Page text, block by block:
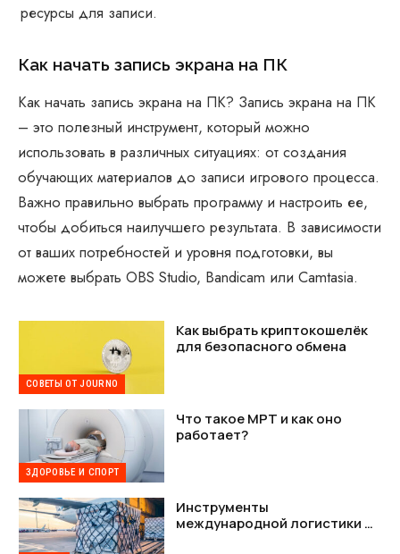
ресурсы для записи.
Как начать запись экрана на ПК
Как начать запись экрана на ПК? Запись экрана на ПК
– это полезный инструмент, который можно
использовать в различных ситуациях: от создания
обучающих материалов до записи игрового процесса.
Важно правильно выбрать программу и настроить ее,
чтобы добиться наилучшего результата. В зависимости
от ваших потребностей и уровня подготовки, вы
можете выбрать OBS Studio, Bandicam или Camtasia.
СОВЕТЫ ОТ JOURNO
Как выбрать криптокошелёк
для безопасного обмена
ЗДОРОВЬЕ И СПОРТ
Что такое МРТ и как оно
работает?
Инструменты
международной логистики —